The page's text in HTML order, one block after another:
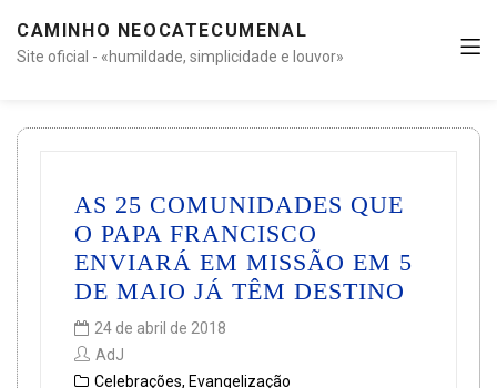
CAMINHO NEOCATECUMENAL
Site oficial - «humildade, simplicidade e louvor»
AS 25 COMUNIDADES QUE
O PAPA FRANCISCO
ENVIARÁ EM MISSÃO EM 5
DE MAIO JÁ TÊM DESTINO
24 de abril de 2018
AdJ
Celebrações, Evangelização